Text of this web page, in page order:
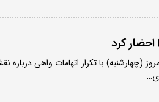
احضار کرد
(چهارشنبه) با تکرار اتهامات واهی